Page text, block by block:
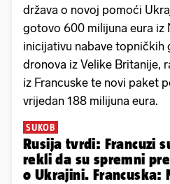
država o novoj pomoći
gotovo 600 milijuna eura iz
inicijativu nabave topničkih
dronova iz Velike Britanije,
iz Francuske te novi paket
vrijedan 188 milijuna eura.
SUKOB
Rusija tvrdi: Francuzi
rekli da su spremni
o Ukrajini. Francuska: